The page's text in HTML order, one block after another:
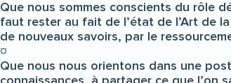
Que nous sommes conscients du rôle
faut rester au fait de l’état de l’Art de
de nouveaux savoirs, par le
¤
Que nous nous orientons dans une